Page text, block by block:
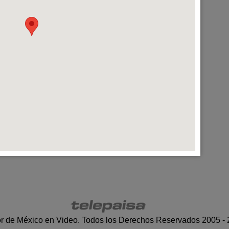
de México en Video. Todos los Derechos Reservados 2005 -